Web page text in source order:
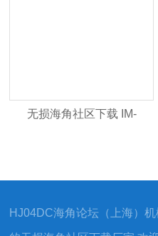
无损海角社区下载 IM-
HJ04DC海角论坛（上海）